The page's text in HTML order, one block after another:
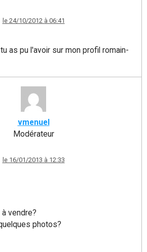
le 24/10/2012 à 06:41
as pu l'avoir sur mon profil romain-
vmenuel
Modérateur
le 16/01/2013 à 12:33
vendre?
photos?